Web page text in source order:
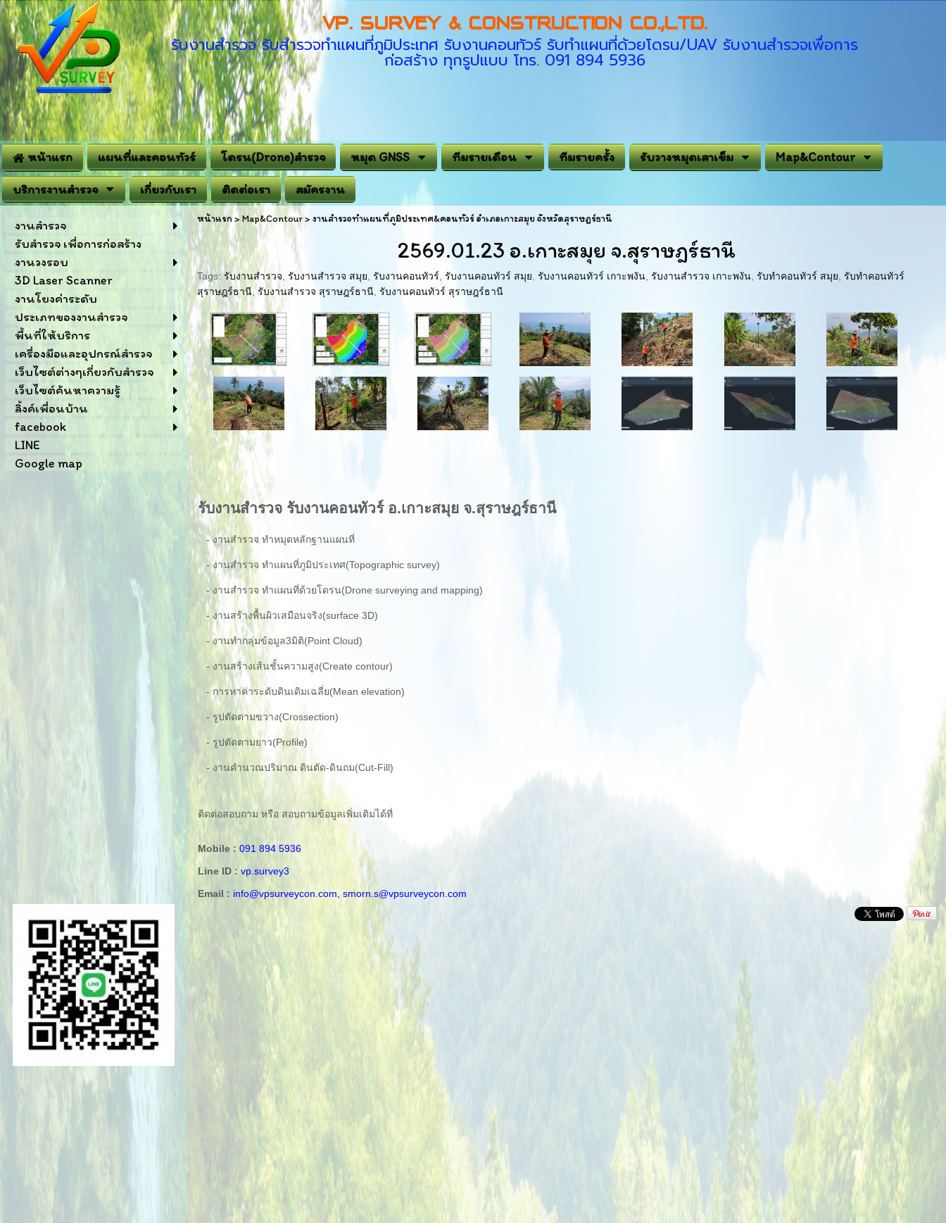
VP. SURVEY & CONSTRUCTION CO.,LTD.
รับงานสำรวจ รับสำรวจทำแผนที่ภูมิประเทศ รับงานคอนทัวร์ รับทำแผนที่ด้วยโดรน/UAV รับงานสำรวจเพื่อการ
ก่อสร้าง ทุกรูปแบบ โทร. 091 894 5936
หน้าแรก แผนที่และคอนทัวร์ โดรน(Drone)สำรวจ หมุด GNSS ทีมรายเดือน ทีมรายครั้ง รับวางหมุดเสาเข็ม Map&Contour
บริการงานสำรวจ เกี่ยวกับเรา ติดต่อเรา สมัครงาน
งานสำรวจ
รับสำรวจ เพื่อการก่อสร้าง
งานวงรอบ
3D Laser Scanner
งานโยงค่าระดับ
ประเภทของงานสำรวจ
พื้นที่ให้บริการ
เครื่องมือและอุปกรณ์สำรวจ
เว็บไซต์ต่างๆเกี่ยวกับสำรวจ
เว็บไซต์ค้นหาความรู้
ลิ้งค์เพื่อนบ้าน
facebook
LINE
Google map
หน้าแรก> Map&Contour> งานสำรวจทำแผนที่ภูมิประเทศ&คอนทัวร์ อำเภอเกาะสมุย จังหวัดสุราษฎร์ธานี
2569.01.23 อ.เกาะสมุย จ.สุราษฎร์ธานี
Tags:รับงานสำรวจ ,รับงานสำรวจ สมุย ,รับงานคอนทัวร์ ,รับงานคอนทัวร์ สมุย ,รับงานคอนทัวร์ เกาะพงัน ,รับงานสำรวจ เกาะพงัน ,รับทำคอนทัวร์ สมุย ,รับทำคอนทัวร์
สุราษฎร์ธานี,รับงานสำรวจ สุราษฎร์ธานี ,รับงานคอนทัวร์ สุราษฎร์ธานี
รับงานสำรวจ รับงานคอนทัวร์ อ.เกาะสมุย จ.สุราษฎร์ธานี
- งานสำรวจ ทำหมุดหลักฐานแผนที่
- งานสำรวจ ทำแผนที่ภูมิประเทศ(Topographic survey)
- งานสำรวจ ทำแผนที่ด้วยโดรน(Drone surveying and mapping)
- งานสร้างพื้นผิวเสมือนจริง(surface 3D)
- งานทำกลุ่มข้อมูล3มิติ(Point Cloud)
- งานสร้างเส้นชั้นความสูง(Create contour)
- การหาค่าระดับดินเดิมเฉลี่ย(Mean elevation)
- รูปตัดตามขวาง(Crossection)
- รูปตัดตามยาว(Profile)
- งานคำนวณปริมาณ ดินตัด-ดินถม(Cut-Fill)
ติดต่อสอบถาม หรือ สอบถามข้อมูลเพิ่มเติมได้ที่
Mobile : 091 894 5936
Line ID : vp.survey3
Email : info@vpsurveycon.com, smorn.s@vpsurveycon.com